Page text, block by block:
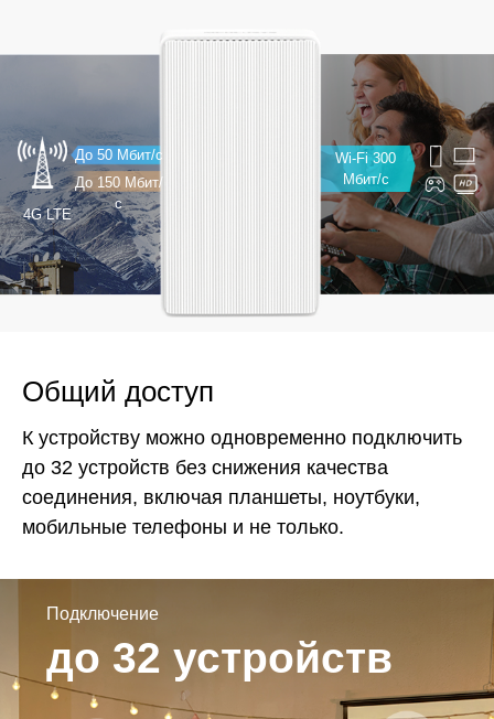
До 50 Мбит/с
До 150 Мбит/
с
4G LTE
Wi-Fi 300
Мбит/с
Общий доступ
К устройству можно одновременно подключить
до 32 устройств без снижения качества
соединения, включая планшеты, ноутбуки,
мобильные телефоны и не только.
Подключение
до 32 устройств